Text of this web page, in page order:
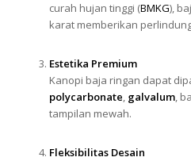
curah hujan tinggi (BMKG),
karat memberikan
Estetika Premium
Kanopi baja ringan dapat
polycarbonate, galvalum,
tampilan mewah.
Fleksibilitas Desain